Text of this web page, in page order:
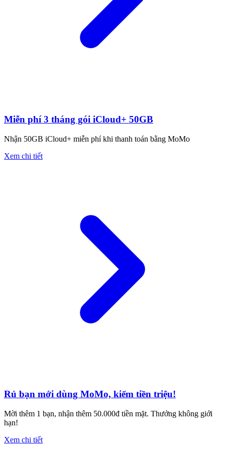
Miễn phí 3 tháng gói iCloud+ 50GB
Nhận 50GB iCloud+ miễn phí khi thanh toán bằng MoMo
Xem chi tiết
Rủ bạn mới dùng MoMo, kiếm tiền triệu!
Mời thêm 1 bạn, nhận thêm 50.000đ tiền mặt. Thưởng không giới
hạn!
Xem chi tiết